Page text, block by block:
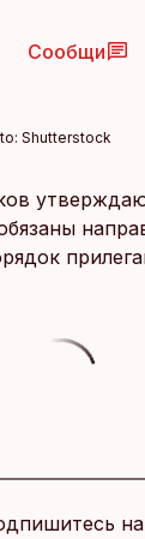
Сообщи
Shutterstock